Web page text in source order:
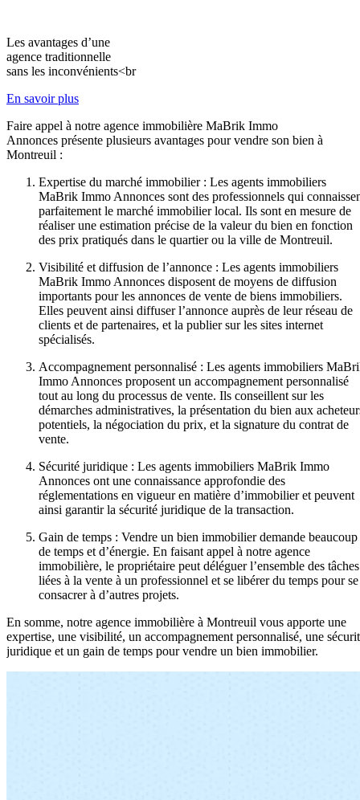
Les avantages d’une
agence traditionnelle
sans les inconvénients<br
En savoir plus
Faire appel à notre agence immobilière MaBrik Immo
Annonces présente plusieurs avantages pour vendre son bien à
Montreuil :
Expertise du marché immobilier : Les agents immobiliers
MaBrik Immo Annonces sont des professionnels qui
parfaitement le marché immobilier local. Ils sont en mesure de
réaliser une estimation précise de la valeur du bien en fonction
des prix pratiqués dans le quartier ou la ville de Montreuil.
Visibilité et diffusion de l’annonce : Les agents immobiliers
MaBrik Immo Annonces disposent de moyens de diffusion
importants pour les annonces de vente de biens immobiliers.
Elles peuvent ainsi diffuser l’annonce auprès de leur réseau de
clients et de partenaires, et la publier sur les sites internet
spécialisés.
Accompagnement personnalisé : Les agents immobiliers
Immo Annonces proposent un accompagnement personnalisé
tout au long du processus de vente. Ils conseillent sur les
démarches administratives, la présentation du bien aux
potentiels, la négociation du prix, et la signature du contrat de
vente.
Sécurité juridique : Les agents immobiliers MaBrik Immo
Annonces ont une connaissance approfondie des
réglementations en vigueur en matière d’immobilier et peuvent
ainsi garantir la sécurité juridique de la transaction.
Gain de temps : Vendre un bien immobilier demande beaucoup
de temps et d’énergie. En faisant appel à notre agence
immobilière, le propriétaire peut déléguer l’ensemble des tâches
liées à la vente à un professionnel et se libérer du temps pour se
consacrer à d’autres projets.
En somme, notre agence immobilière à Montreuil vous apporte une
expertise, une visibilité, un accompagnement personnalisé, une
juridique et un gain de temps pour vendre un bien immobilier.